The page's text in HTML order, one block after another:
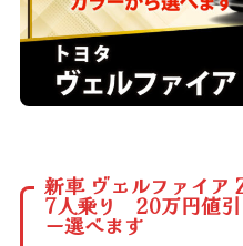
新車 ヴェルファイア
7人乗り 20万円値
ー選べます